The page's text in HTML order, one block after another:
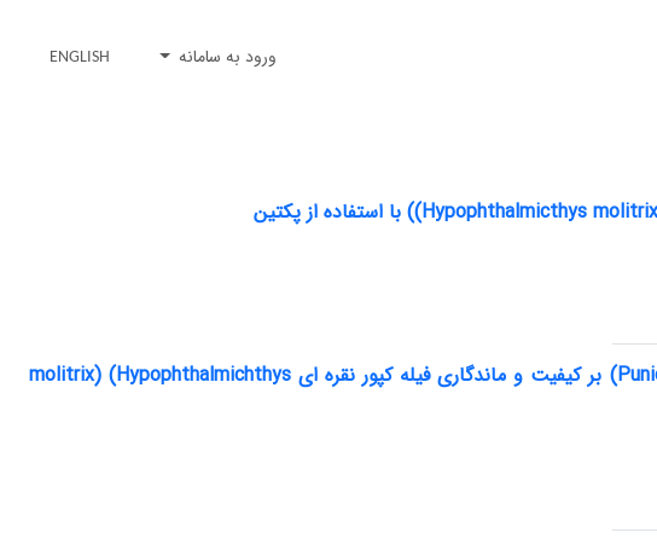
ورود به سامانه ENGLISH
بررسی تاثیر پوشش خوراکی محتوی عصاره پوست انار (Punica granatum) بر کیفیت و ماندگاری فیله کپور نقره ا‌ی molitrix) (Hypophthalmichthys